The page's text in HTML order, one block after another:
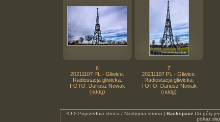
6
20211107 PL - Gliwice.
Radiostacja gliwicka.
FOTO: Dariusz Nowak
(nddg)
7
20211107 PL - Gliwice.
Radiostacja gliwicka.
FOTO: Dariusz Nowak
(nddg)
<-/->Poprzednia strona / Następna strona | Backspace Do góry
pokaz